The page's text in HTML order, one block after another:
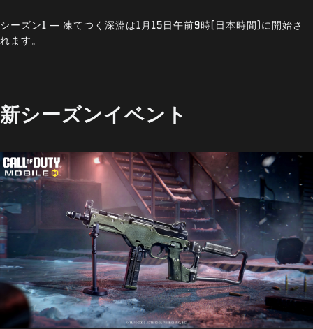
シーズン1 — 凍てつく深淵は1月15日午前9時(日本時間)に開始さ
れます。
生年月日を入力してください。
送信
新シーズンイベント